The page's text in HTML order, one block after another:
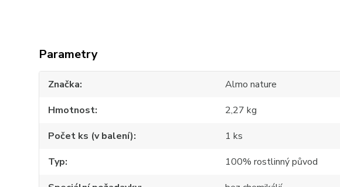
Parametry
Značka
Almo nature
Hmotnost
2,27 kg
Počet ks (v balení)
1 ks
Typ
100% rostlinný původ